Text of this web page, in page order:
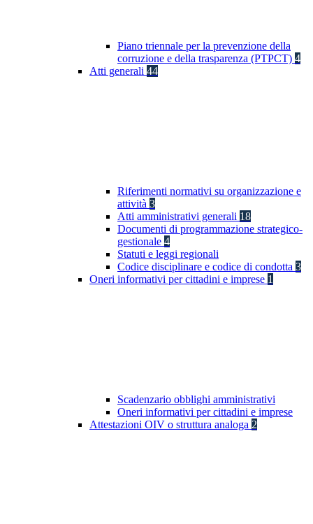
Piano triennale per la prevenzione della
corruzione e della trasparenza (PTPCT) 4
Atti generali 44
Riferimenti normativi su organizzazione e
attività 3
Atti amministrativi generali 18
Documenti di programmazione strategico-
gestionale 4
Statuti e leggi regionali
Codice disciplinare e codice di condotta 3
Oneri informativi per cittadini e imprese 1
Scadenzario obblighi amministrativi
Oneri informativi per cittadini e imprese
Attestazioni OIV o struttura analoga 2